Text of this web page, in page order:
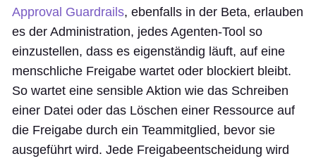
Approval Guardrails, ebenfalls in der Beta, erlauben
es der Administration, jedes Agenten-Tool so
einzustellen, dass es eigenständig läuft, auf eine
menschliche Freigabe wartet oder blockiert bleibt.
So wartet eine sensible Aktion wie das Schreiben
einer Datei oder das Löschen einer Ressource auf
die Freigabe durch ein Teammitglied, bevor sie
ausgeführt wird. Jede Freigabeentscheidung wird